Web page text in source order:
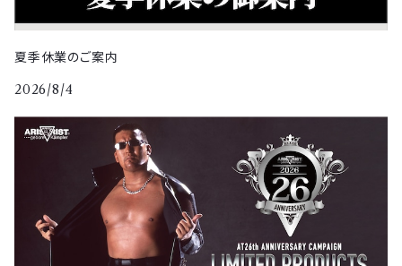
夏季休業のご案内
2026/8/4